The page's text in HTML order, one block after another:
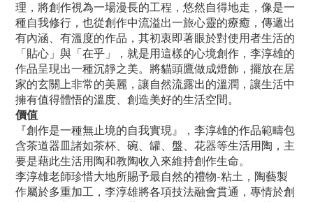
理，將創作視為一場漫長的工程，悠然自得地走，像是一
種自我修行，也從創作中流溢出一旅心靈的療癒，傳遞出
有內涵、有溫度的作品，其初衷即著眼於對使用者生活的
「貼心」與「在乎」，就是用這樣的心境創作，李淳雄的
作品呈現出一種沉靜之美。將貓頭鷹做成燈飾，擺放在居
家的玄關上非常的美麗，讓自然流露出的溫潤，讓生活中
擁有值得體悟的溫度、創造美好的生活空間。
價值
『創作是一種無止境的自我實現』，李淳雄的作品範疇包
含茶道器皿諸如茶杯、碗、罐、盤、花器等生活用陶，主
要是藉此生活用陶和教陶收入來維持創作生命。
李淳雄老師珍惜大地所賜予最自然的禮物-粘土，陶藝製
作屬於多重加工，李淳雄將各項技法融會貫通，專情於創